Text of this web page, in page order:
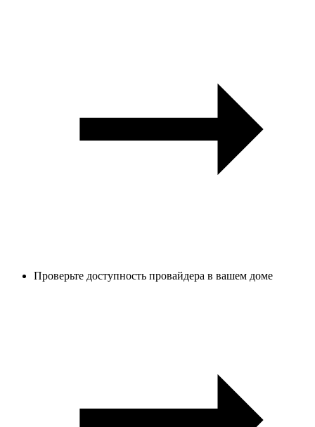
Проверьте доступность провайдера в вашем доме